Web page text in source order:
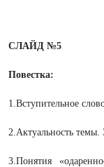
СЛАЙД №5
Повестка:
1.Вступительное
2.Актуальность темы.
3.Понятия